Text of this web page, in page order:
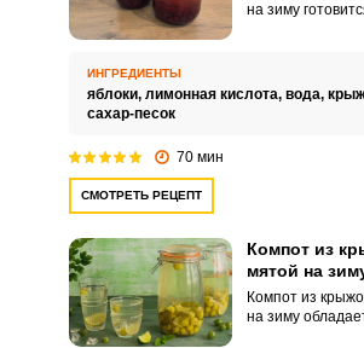
на зиму
кислоты можно
несколько долек
ИНГРЕДИЕНТЫ
яблоки, лимонная кислота, вода,
сахар-песок
70 мин
СМОТРЕТЬ РЕЦЕПТ
Компот из
мятой на
Компот из
на зиму